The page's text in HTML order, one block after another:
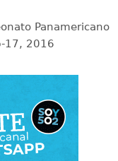
Panamericano
17, 2016